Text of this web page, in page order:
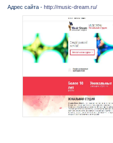
Адрес сайта - http://music-dream.ru/